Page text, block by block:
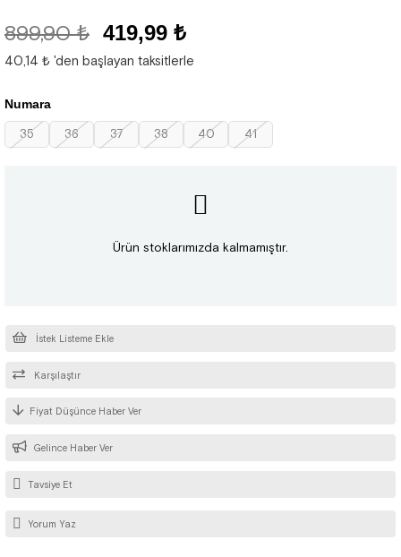
899,90 ₺ 419,99 ₺
40,14 ₺ 'den başlayan taksitlerle
Numara
35 36 37 38 40 41
Ürün stoklarımızda kalmamıştır.
İstek Listeme Ekle
Karşılaştır
Fiyat Düşünce Haber Ver
Gelince Haber Ver
Tavsiye Et
Yorum Yaz